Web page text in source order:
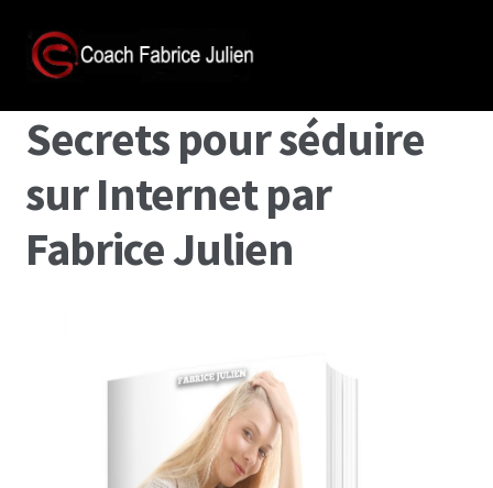
Secrets pour séduire
sur Internet par
Fabrice Julien